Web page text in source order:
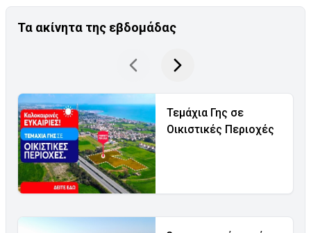
Τα ακίνητα της εβδομάδας
Τεμάχια Γης σε
Οικιστικές Περιοχές